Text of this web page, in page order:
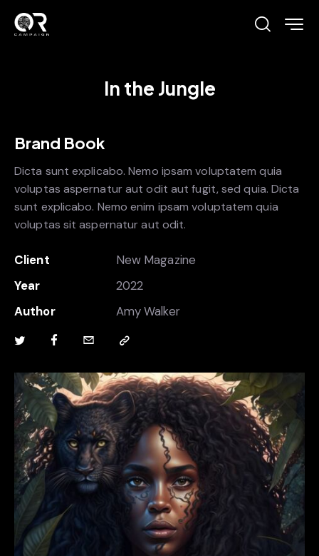
In the Jungle
Brand Book
Dicta sunt explicabo. Nemo ipsam voluptatem quia
voluptas aspernatur aut odit aut fugit, sed quia. Dicta
sunt explicabo. Nemo enim ipsam voluptatem quia
voluptas sit aspernatur aut odit.
Client
New Magazine
Year
2022
Author
Amy Walker